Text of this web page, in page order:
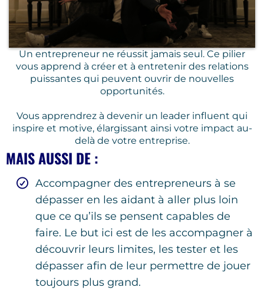
Un entrepreneur ne réussit jamais seul. Ce pilier
vous apprend à créer et à entretenir des relations
puissantes qui peuvent ouvrir de nouvelles
opportunités.
Vous apprendrez à devenir un leader influent qui
inspire et motive, élargissant ainsi votre impact au-
delà de votre entreprise.
MAIS AUSSI DE :
Accompagner des entrepreneurs à se
dépasser en les aidant à aller plus loin
que ce qu’ils se pensent capables de
faire. Le but ici est de les accompagner à
découvrir leurs limites, les tester et les
dépasser afin de leur permettre de jouer
toujours plus grand.